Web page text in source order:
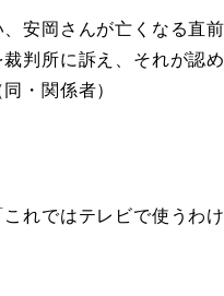
安岡さんが亡くなる直
判所に訴え、それが認
・関係者）
れではテレビで使うわ